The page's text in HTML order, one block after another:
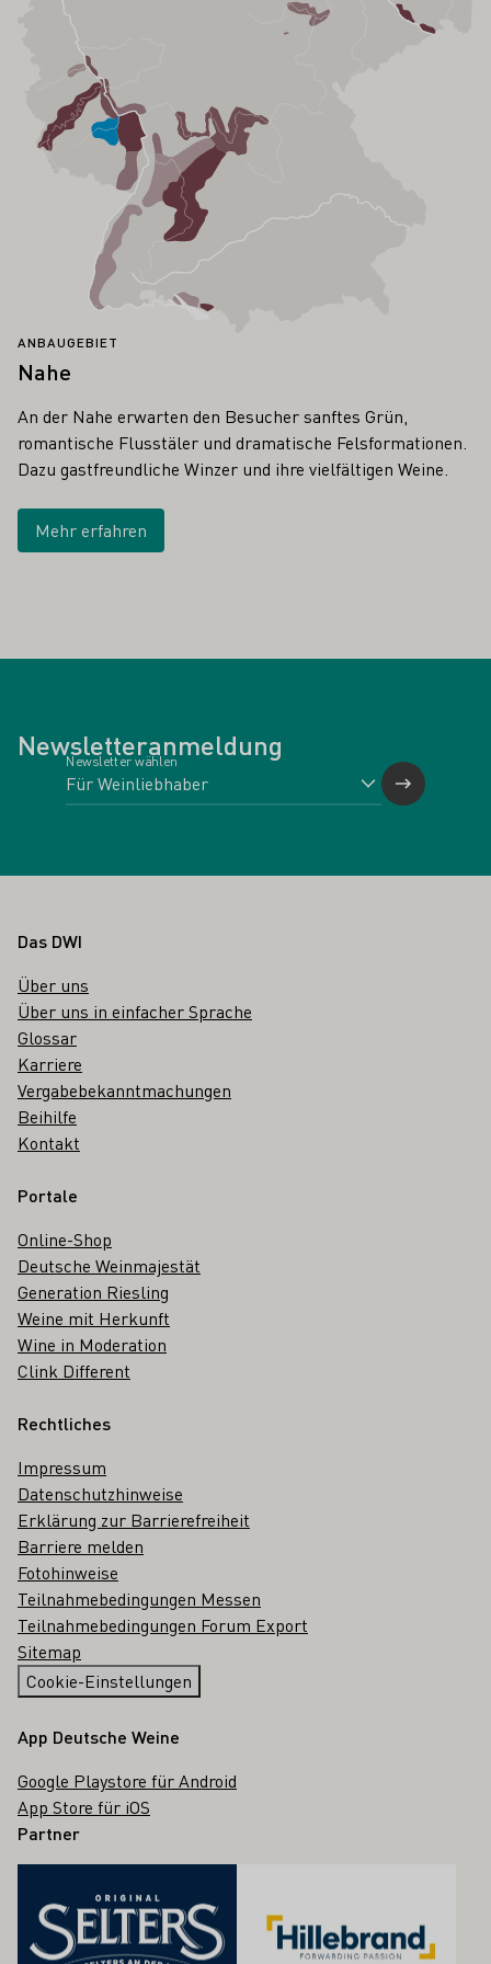
ANBAUGEBIET
Nahe
An der Nahe erwarten den Besucher sanftes Grün,
romantische Flusstäler und dramatische Felsformationen.
Dazu gastfreundliche Winzer und ihre vielfältigen Weine.
Mehr erfahren
Newsletteranmeldung
Newsletter wählen
Fußbereich
Das DWI
Über uns
Über uns in einfacher Sprache
Glossar
Karriere
Vergabebekanntmachungen
Beihilfe
Kontakt
Portale
Online-Shop
Deutsche Weinmajestät
Generation Riesling
Weine mit Herkunft
Wine in Moderation
Clink Different
Rechtliches
Impressum
Datenschutzhinweise
Erklärung zur Barrierefreiheit
Barriere melden
Fotohinweise
Teilnahmebedingungen Messen
Teilnahmebedingungen Forum Export
Sitemap
Cookie-Einstellungen
App Deutsche Weine
Google Playstore für Android
App Store für iOS
Partner